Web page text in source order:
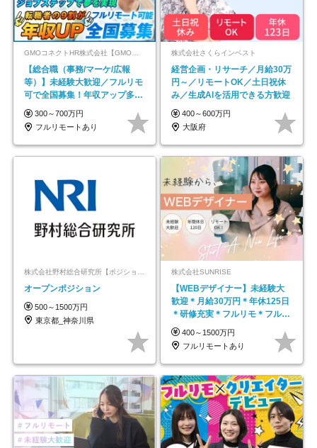
GMOコネクトHR株式会社【GMOインターネットグループ】
【総合職（事務/マーケ/広報
等）】未経験大歓迎／フルリモ
可で全国募集！年収アップ多数
★年休最大130日★
300～700万円
フルリモートあり
株式会社さくらインベスト
経営企画・リサーチ／月給30万
円～／リモートOK／土日祝休
み／生成AIを活用できる方歓迎
400～600万円
大阪府
オープンポジション
500～1500万円
東京都_神奈川県
株式会社SUNRISE
【WEBデザイナー】未経験大
歓迎＊月給30万円＊年休125日
＊研修充実＊フルリモ＊フルフ
レックス＊
400～1500万円
フルリモートあり